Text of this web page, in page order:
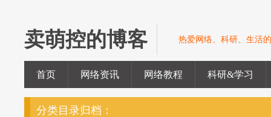
卖萌控的博客 热爱网络、科研、生活
首页 网络资讯 网络教程 科研&学习
分类目录归档：